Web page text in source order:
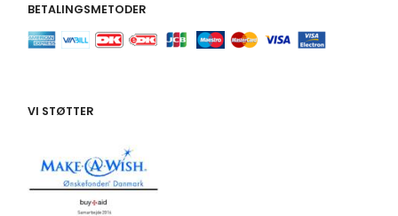
BETALINGSMETODER
VI STØTTER